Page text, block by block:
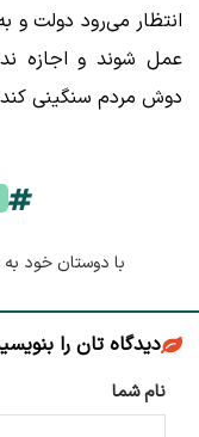
انتظار می‌رود دولت و
عمل شوند و اجازه
دوش مردم سنگینی
با دوستان خود به
دیدگاه تان را
نام شما